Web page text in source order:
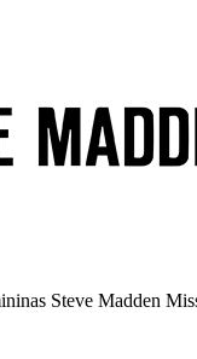
Steve Madden